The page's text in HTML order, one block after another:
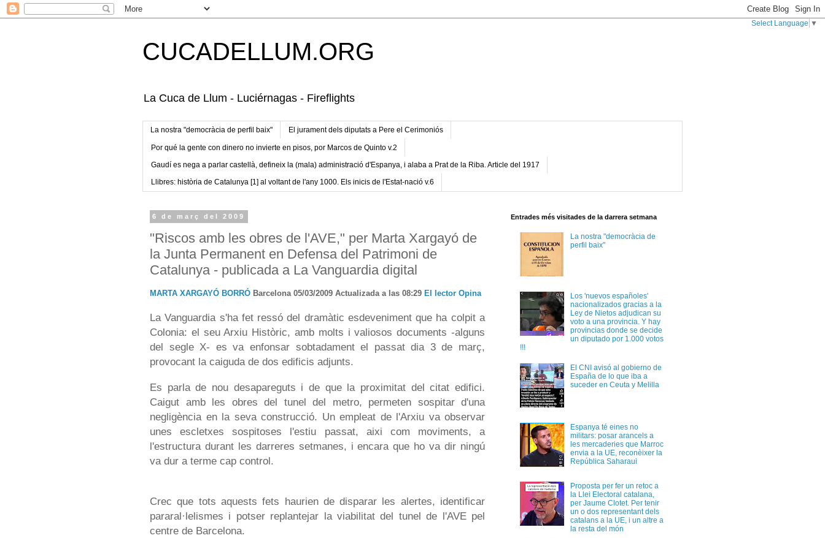
Select Language ▼
CUCADELLUM.ORG
La Cuca de Llum - Luciérnagas - Fireflights
La nostra "democràcia de perfil baix" El jurament dels diputats a Pere el Cerimoniós
Por qué la gente con dinero no invierte en pisos, por Marcos de Quinto v.2
Gaudí es nega a parlar castellà, defineix la (mala) administració d'Espanya, i alaba a Prat de la Riba. Article del 1917
Llibres: història de Catalunya [1] al voltant de l'any 1000. Els inicis de l'Estat-nació v.6
6 de març del 2009
"Riscos amb les obres de l'AVE," per Marta Xargayó de
la Junta Permanent en Defensa del Patrimoni de
Catalunya - publicada a La Vanguardia digital
MARTA XARGAYÓ BORRÓ Barcelona 05/03/2009 Actualizada a las 08:29 El lector Opina
La Vanguardia s'ha fet ressó del dramàtic esdeveniment que ha colpit a
Colonia: el seu Arxiu Històric, amb molts i valiosos documents -alguns
del segle X- es va enfonsar sobtadament el passat dia 3 de març,
provocant la caiguda de dos edificis adjunts.
Es parla de nou desapareguts i de que la proximitat del citat edifici.
Caigut amb les obres del tunel del metro, permeten sospitar d'una
negligència en la seva construcció. Un empleat de l'Arxiu va observar
unes escletxes sospitoses l'estiu passat, aixi com moviments, a
l'estructura durant les darreres setmanes, i encara que ho va dir ningú
va dur a terme cap control.
Crec que tots aquests fets haurien de disparar les alertes, identificar
pararal·lelismes i potser replantejar la viabilitat del tunel de l'AVE pel
centre de Barcelona.
Entrades més visitades de la darrera setmana
La nostra "democràcia de
perfil baix"
Los 'nuevos españoles'
nacionalizados gracias a la
Ley de Nietos adjudican su
voto a una provincia. Y hay
provincias donde se decide
un diputado por 1.000 votos
!!!
El CNI avisó al gobierno de
España de lo que iba a
suceder en Ceuta y Melilla
Espanya té eines no
militars: posar arancels a
les mercaderies que Marroc
envia a la UE, reconèixer la
República Saharaui
Proposta per fer un retoc a
la Llei Electoral catalana,
per Jaume Clotet. Per tenir
un o dos representant dels
catalans a la UE, i un altre a
la resta del món